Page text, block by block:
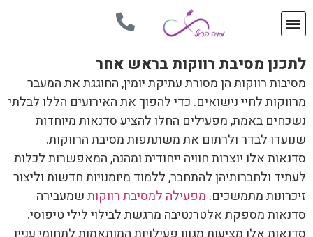
לתכנן מסיבת רווקות בראש אחר
מסיבות רווקות הן מסורת עתיקת יומין, החוגגת את המעבר
מרווקות לחיי נישואים. כדי להפוך את האירועים הללו לבלתי
נשכחים באמת, מפעילים החלו להציע סדנאות מיוחדות
שנועדו לבדר ולרתום את משתתפות מסיבת הרווקות.
סדנאות אלו יוצרות חוויה ייחודית ומהנה, המאפשרות לכלות
לעתיד ולחברותיהן להתחבר, ללמוד מיומנויות חדשות וליצור
זיכרונות מתמשכים. מפעילה למסיבת רווקותשמעבירה
סדנאות מספקת אלטרנטיבה מרגשת לבילוי לילי טיפוסי.